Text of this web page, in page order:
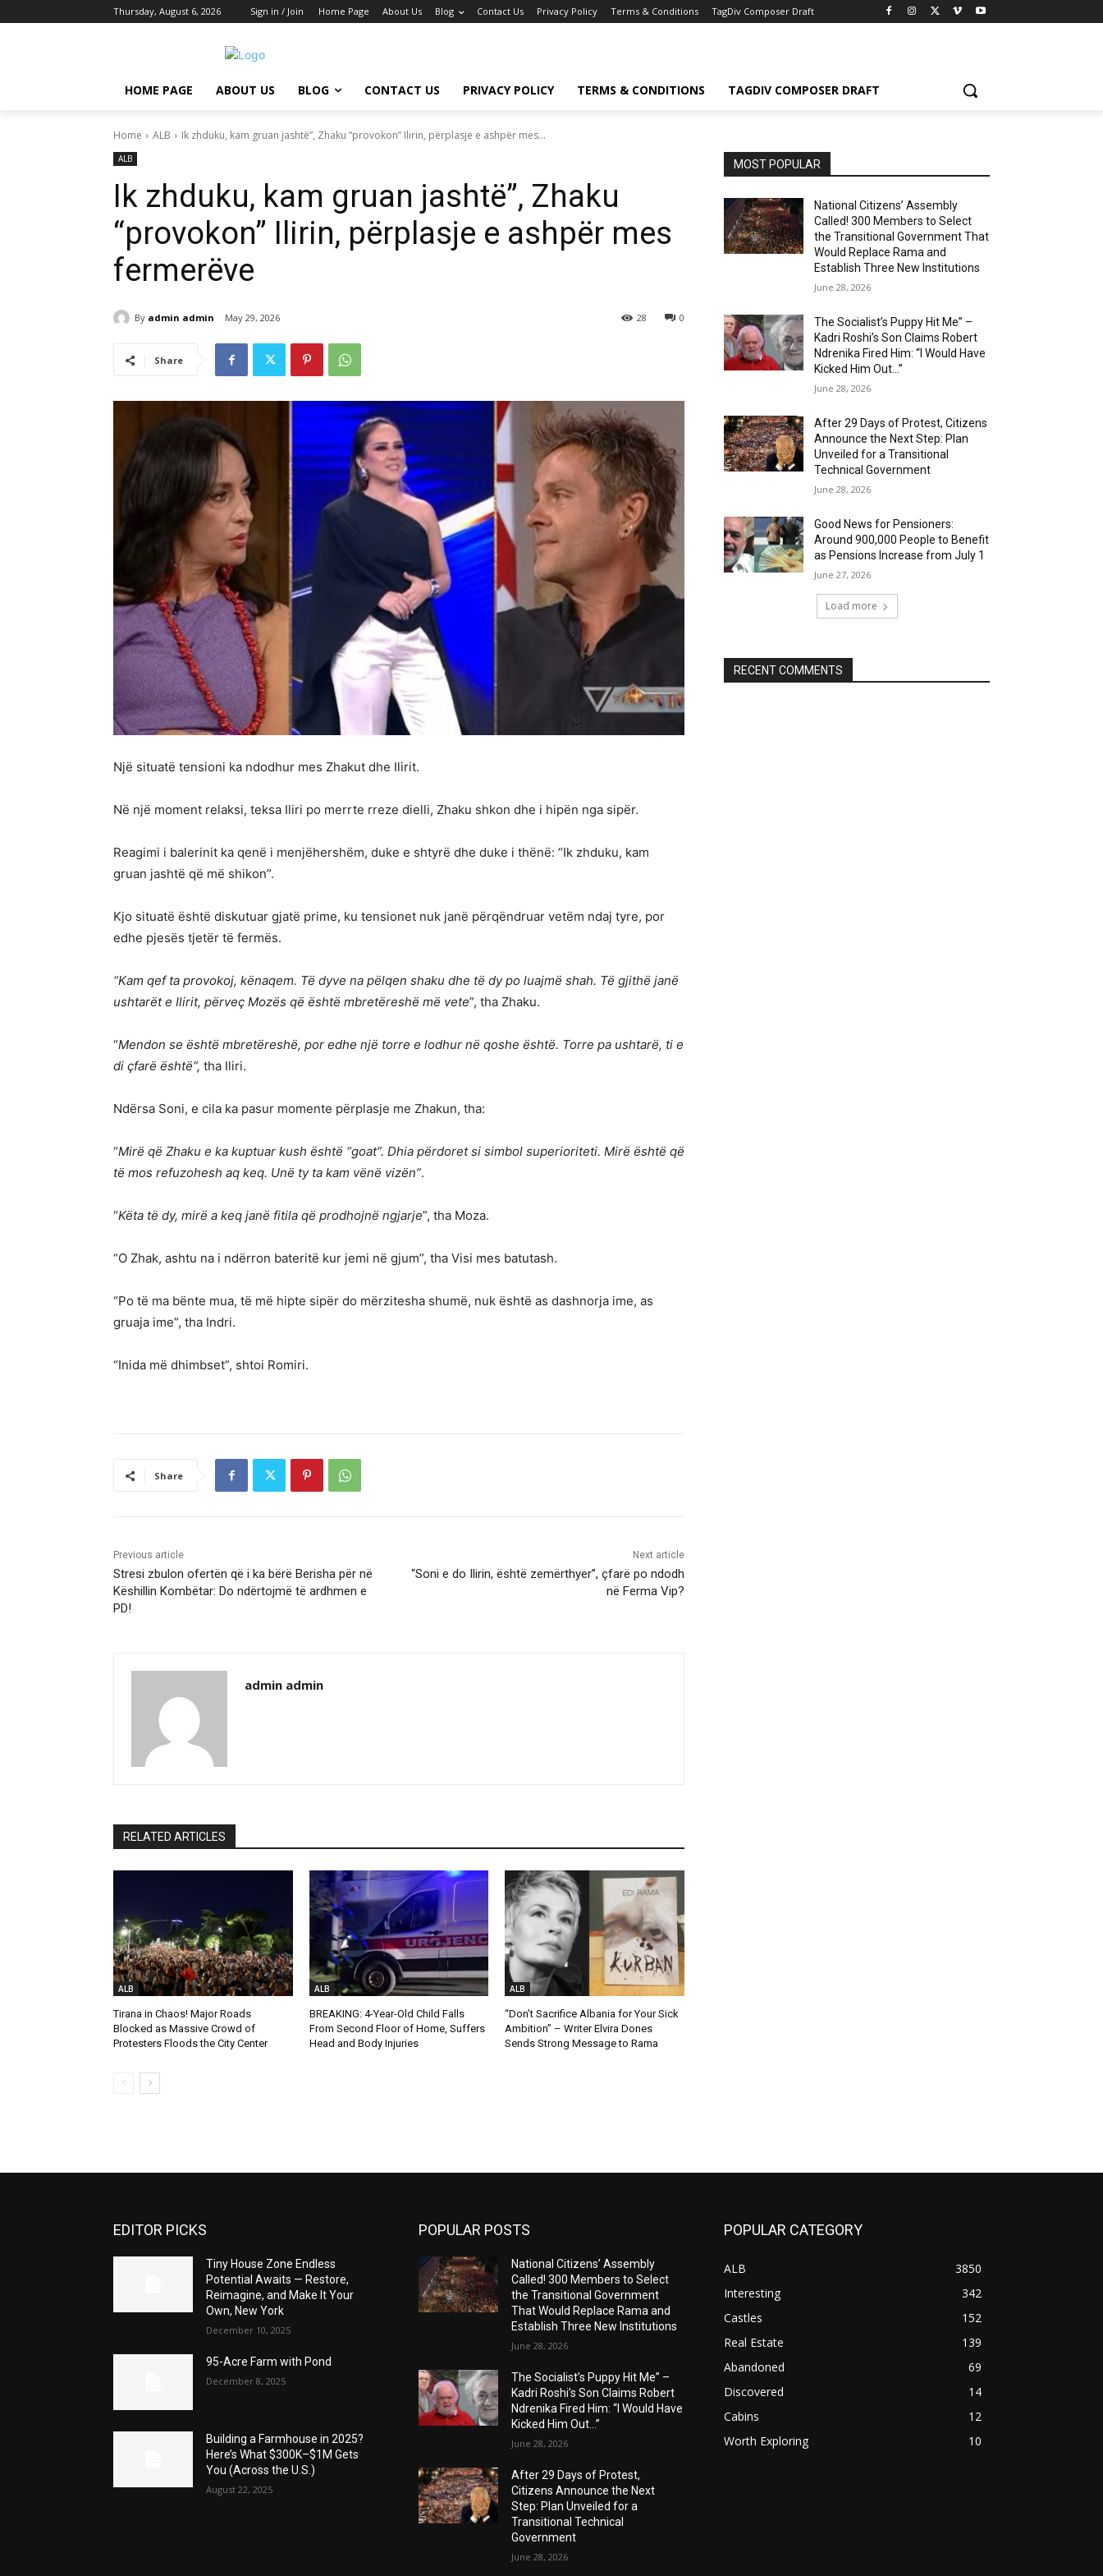
Thursday, August 6, 2026 Sign in / Join Home Page About Us Blog Contact Us Privacy Policy Terms & Conditions TagDiv Composer Draft
HOME PAGE ABOUT US BLOG CONTACT US PRIVACY POLICY TERMS & CONDITIONS TAGDIV COMPOSER DRAFT
Home ALB Ik zhduku, kam gruan jashtë”, Zhaku “provokon” Ilirin, përplasje e ashpër mes...
ALB
Ik zhduku, kam gruan jashtë”, Zhaku
“provokon” Ilirin, përplasje e ashpër mes
fermerëve
By admin admin May 29, 2026 0
28
Share
Një situatë tensioni ka ndodhur mes Zhakut dhe Ilirit.
Në një moment relaksi, teksa Iliri po merrte rreze dielli, Zhaku shkon dhe i hipën nga sipër.
Reagimi i balerinit ka qenë i menjëhershëm, duke e shtyrë dhe duke i thënë: “Ik zhduku, kam
gruan jashtë që më shikon”.
Kjo situatë është diskutuar gjatë prime, ku tensionet nuk janë përqëndruar vetëm ndaj tyre, por
edhe pjesës tjetër të fermës.
“Kam qef ta provokoj, kënaqem. Të dyve na pëlqen shaku dhe të dy po luajmë shah. Të gjithë janë
ushtarët e Ilirit, përveç Mozës që është mbretëreshë më vete”, tha Zhaku.
“Mendon se është mbretëreshë, por edhe një torre e lodhur në qoshe është. Torre pa ushtarë, ti e
di çfarë është”, tha Iliri.
Ndërsa Soni, e cila ka pasur momente përplasje me Zhakun, tha:
“Mirë që Zhaku e ka kuptuar kush është “goat”. Dhia përdoret si simbol superioriteti. Mirë është që
të mos refuzohesh aq keq. Unë ty ta kam vënë vizën”.
“Këta të dy, mirë a keq janë fitila që prodhojnë ngjarje”, tha Moza.
“O Zhak, ashtu na i ndërron bateritë kur jemi në gjum”, tha Visi mes batutash.
“Po të ma bënte mua, të më hipte sipër do mërzitesha shumë, nuk është as dashnorja ime, as
gruaja ime”, tha Indri.
“Inida më dhimbset”, shtoi Romiri.
Share
Previous article
Stresi zbulon ofertën që i ka bërë Berisha për në
Këshillin Kombëtar: Do ndërtojmë të ardhmen e
PD!
Next article
“Soni e do Ilirin, është zemërthyer”, çfarë po ndodh
në Ferma Vip?
admin admin
RELATED ARTICLES
ALB
Tirana in Chaos! Major Roads
Blocked as Massive Crowd of
Protesters Floods the City Center
ALB
BREAKING: 4-Year-Old Child Falls
From Second Floor of Home, Suffers
Head and Body Injuries
ALB
“Don’t Sacrifice Albania for Your Sick
Ambition” – Writer Elvira Dones
Sends Strong Message to Rama
MOST POPULAR
National Citizens’ Assembly
Called! 300 Members to Select
the Transitional Government That
Would Replace Rama and
Establish Three New Institutions
June 28, 2026
The Socialist’s Puppy Hit Me” –
Kadri Roshi’s Son Claims Robert
Ndrenika Fired Him: “I Would Have
Kicked Him Out…”
June 28, 2026
After 29 Days of Protest, Citizens
Announce the Next Step: Plan
Unveiled for a Transitional
Technical Government
June 28, 2026
Good News for Pensioners:
Around 900,000 People to Benefit
as Pensions Increase from July 1
June 27, 2026
Load more
RECENT COMMENTS
EDITOR PICKS
Tiny House Zone Endless
Potential Awaits — Restore,
Reimagine, and Make It Your
Own, New York
December 10, 2025
95-Acre Farm with Pond
December 8, 2025
Building a Farmhouse in 2025?
Here’s What $300K–$1M Gets
You (Across the U.S.)
August 22, 2025
POPULAR POSTS
National Citizens’ Assembly
Called! 300 Members to Select
the Transitional Government
That Would Replace Rama and
Establish Three New Institutions
June 28, 2026
The Socialist’s Puppy Hit Me” –
Kadri Roshi’s Son Claims Robert
Ndrenika Fired Him: “I Would Have
Kicked Him Out…”
June 28, 2026
After 29 Days of Protest,
Citizens Announce the Next
Step: Plan Unveiled for a
Transitional Technical
Government
June 28, 2026
POPULAR CATEGORY
ALB
3850
Interesting
342
Castles
152
Real Estate
139
Abandoned
69
Discovered
14
Cabins
12
Worth Exploring
10